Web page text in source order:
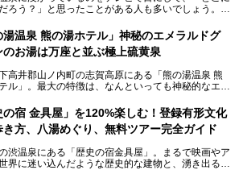
ろう？」と思ったことがある人も多いでしょう。
笑ましい光景は、長野県にある「地獄谷野猿公苑」で
るもので、野生のサルが雪景色の中で温泉に浸かる姿
観察できます。
は、地獄谷野猿公苑の魅力や見どころ、サルと温泉
性、地獄谷周辺の観光スポットについて紹介しま
野生のサルを観察する貴重な自然体験と温泉をあわせ
たい人は、ぜひ参考にしてください。
湯温泉 熊の湯ホテル」神秘のエメラルドグ
のお湯は万座と並ぶ極上硫黄泉
高井郡山ノ内町の志賀高原にある「熊の湯温泉 熊
ル」。最大の特徴は、なんといっても神秘的なエメ
トするファンも多い温泉です。冬はスキーと一緒に楽
い極上の温泉を紹介します。
の宿 金具屋」を120%楽しむ！登録有形文化
き方、八湯めぐり、無料ツアー完全ガイド
渋温泉にある「歴史の宿金具屋」。まるで映画やア
界に迷い込んだような歴史的な建物と、湧き出る温